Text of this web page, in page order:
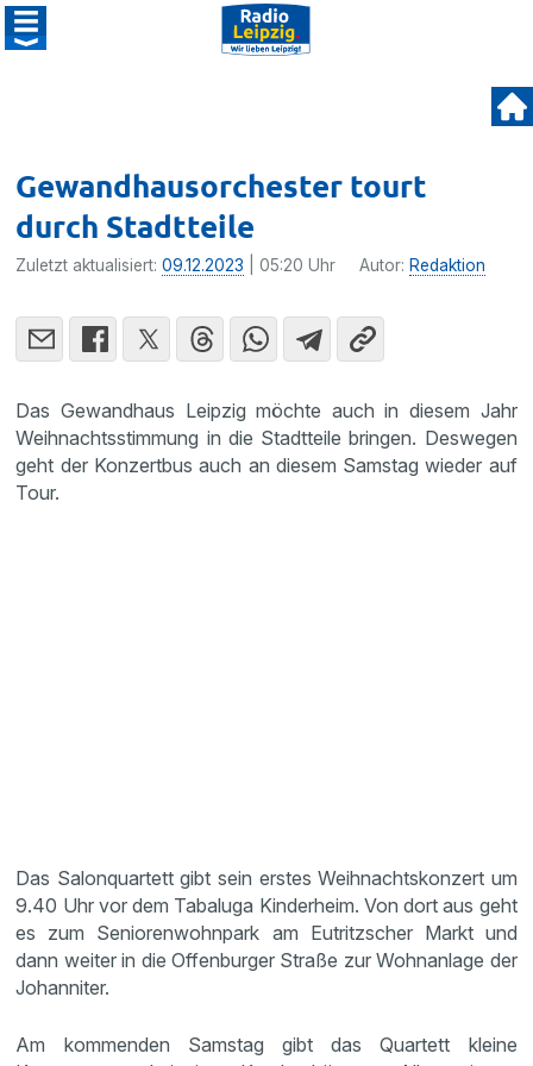
Gewandhausorchester tourt
durch Stadtteile
Zuletzt aktualisiert:09.12.2023 | 05:20 Uhr Autor: Redaktion
Das Gewandhaus Leipzig möchte auch in diesem Jahr
Weihnachtsstimmung in die Stadtteile bringen. Deswegen
geht der Konzertbus auch an diesem Samstag wieder auf
Tour.
Das Salonquartett gibt sein erstes Weihnachtskonzert um
9.40 Uhr vor dem Tabaluga Kinderheim. Von dort aus geht
es zum Seniorenwohnpark am Eutritzscher Markt und
dann weiter in die Offenburger Straße zur Wohnanlage der
Johanniter.
Am kommenden Samstag gibt das Quartett kleine